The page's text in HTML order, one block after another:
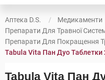
Аптека D.S.
Медикаменти
Препарати Для Травної
Препарати Для Покращення
Tabula Vita Пан Дуо Таблетки
Tabula Vita Пан